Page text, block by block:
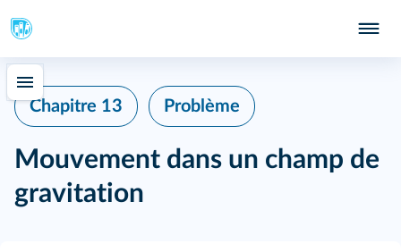
Chapitre 13 Problème
Mouvement dans un champ de
gravitation